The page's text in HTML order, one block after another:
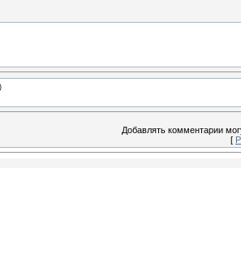
Добавлять комментарии
[